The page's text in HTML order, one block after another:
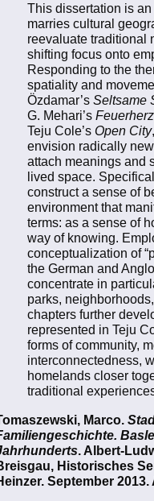
This dissertation is
marries cultural
reevaluate traditional
shifting focus onto
Responding to the
spatiality and
Özdamar’s Seltsame
G. Mehari’s Feuerherz
Teju Cole’s Open City
envision radically
attach meanings and
lived space.
construct a sense of
environment that
terms: as a sense of
way of knowing.
conceptualization of
the German and
concentrate in
parks,
chapters further
represented in Teju
forms of community,
interconnectedness,
homelands closer
traditional
Marco.
. Albert-
Historisches
September